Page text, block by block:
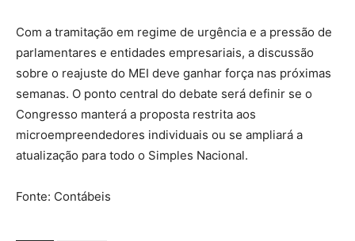
Com a tramitação em regime de urgência e a pressão de
parlamentares e entidades empresariais, a discussão
sobre o reajuste do MEI deve ganhar força nas próximas
semanas. O ponto central do debate será definir se o
Congresso manterá a proposta restrita aos
microempreendedores individuais ou se ampliará a
atualização para todo o Simples Nacional.
Fonte: Contábeis